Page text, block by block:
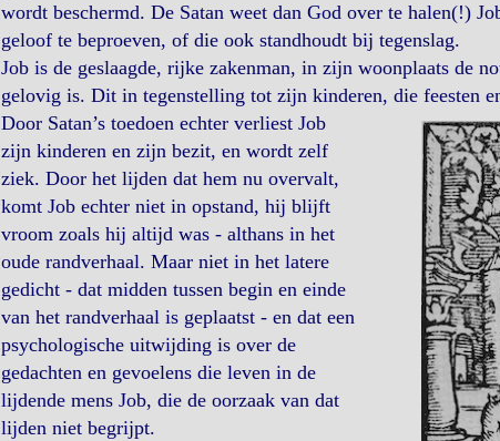
wordt beschermd. De Satan weet dan God over te halen(!)
geloof te beproeven, of die ook standhoudt bij tegenslag.
Job is de geslaagde, rijke zakenman, in zijn woonplaats de
gelovig is. Dit in tegenstelling tot zijn kinderen, die feesten
Door Satan’s toedoen echter verliest Job
zijn kinderen en zijn bezit, en wordt zelf
ziek. Door het lijden dat hem nu overvalt,
komt Job echter niet in opstand, hij blijft
vroom zoals hij altijd was - althans in het
oude randverhaal. Maar niet in het latere
gedicht - dat midden tussen begin en einde
van het randverhaal is geplaatst - en dat een
psychologische uitwijding is over de
gedachten en gevoelens die leven in de
lijdende mens Job, die de oorzaak van dat
lijden niet begrijpt.